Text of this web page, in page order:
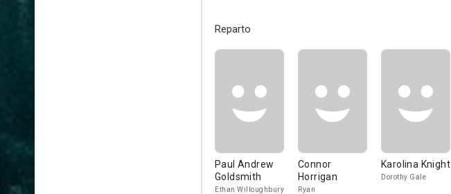
Reparto
Paul Andrew
Goldsmith
Ethan Willoughbury
Connor
Horrigan
Ryan
Karolina Knight
Dorothy Gale